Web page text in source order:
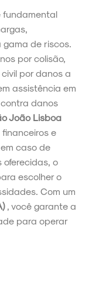
fundamental
de riscos.
por colisão,
por danos a
assistência em
danos
João Lisboa
e
caso de
oferecidas, o
escolher o
Com um
, você garante a
para operar